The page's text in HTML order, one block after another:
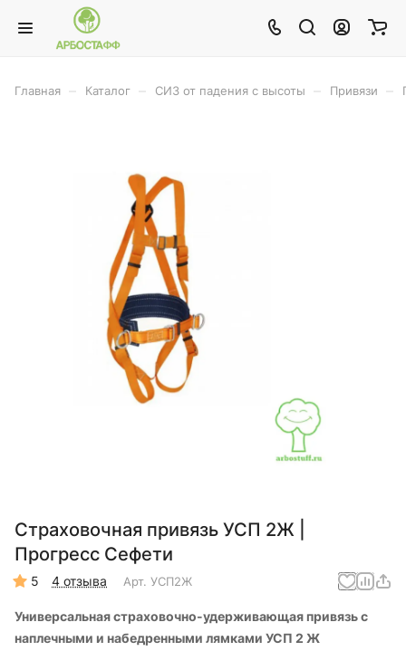
Главная Каталог СИЗ от падения с высоты Привязи
Страховочная привязь УСП 2Ж |
Прогресс Сефети
5 4 отзыва Арт. УСП2Ж
Универсальная страховочно-удерживающая привязь с
наплечными и набедренными лямками УСП 2 Ж